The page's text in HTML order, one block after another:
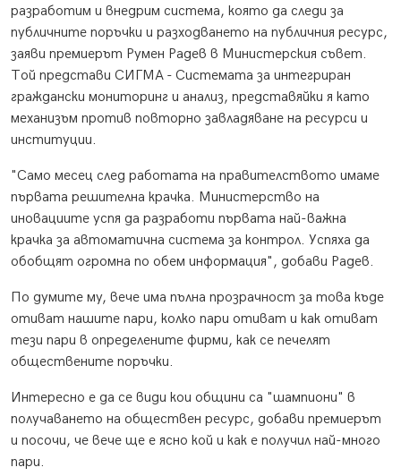
разработим и внедрим система, която да следи за
публичните поръчки и разходването на публичния ресурс,
заяви премиерът Румен Радев в Министерския съвет.
Той представи СИГМА - Системата за интегриран
граждански мониторинг и анализ, представяйки я като
механизъм против повторно завладяване на ресурси и
институции.
"Само месец след работата на правителството имаме
първата решителна крачка. Министерство на
иновациите успя да разработи първата най-важна
крачка за автоматична система за контрол. Успяха да
обобщят огромна по обем информация", добави Радев.
По думите му, вече има пълна прозрачност за това къде
отиват нашите пари, колко пари отиват и как отиват
тези пари в определените фирми, как се печелят
обществените поръчки.
Интересно е да се види кои общини са "шампиони" в
получаването на обществен ресурс, добави премиерът
и посочи, че вече ще е ясно кой и как е получил най-много
пари.